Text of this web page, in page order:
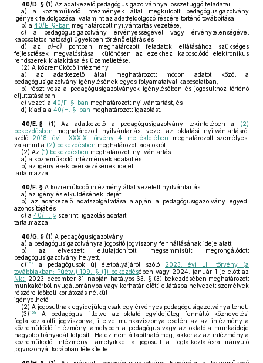
40/D. § (1) Az adatkezelő pedagógusigazolvánnyal összefüggő feladatai:
a) a közreműködő intézmények által megküldött pedagógusigazolvány
igények feldolgozása, valamint az adatfeldolgozó részére történő továbbítása,
b) a 40/E. §-ban meghatározott nyilvántartás vezetése,
c) a pedagógusigazolvány érvényességével vagy érvénytelenségével
kapcsolatos hatósági ügyekben történő eljárás és
d) az a)–c) pontban meghatározott feladatok ellátásához szükséges
fejlesztések megvalósítása, különösen az ezekhez kapcsolódó elektronikus
rendszerek kialakítása és üzemeltetése.
(2) A közreműködő intézmény
a) az adatkezelő által meghatározott módon adatot közöl a
pedagógusigazolvány igénylésének egyes folyamataival kapcsolatban,
b) részt vesz a pedagógusigazolványok igénylésében és jogosulthoz történő
eljuttatásában,
c) vezeti a 40/F. §-ban meghatározott nyilvántartást, és
d) kiadja a 40/H. §-ban meghatározott igazolást.
40/E. § (1) Az adatkezelő a pedagógusigazolvány tekintetében a (2)
bekezdésben meghatározott nyilvántartást vezet az oktatási nyilvántartásról
szóló
2018. évi LXXXIX. törvény 4. mellékletében meghatározott személyes,
valamint a (2) bekezdésben meghatározott adatokról.
(2) Az (1) bekezdésben meghatározott nyilvántartás
a) a közreműködő intézmények adatait és
b) az igénylések beérkezésének idejét
tartalmazza.
40/F. § A közreműködő intézmény által vezetett nyilvántartás
a) az igénylés elküldésének idejét,
b) az adatkezelő adatszolgáltatása alapján a pedagógusigazolvány egyedi
azonosítóját és
c) a 40/H. § szerinti igazolás adatait
tartalmazza.
40/G. § (1) A pedagógusigazolvány
a) a pedagógusigazolványra jogosító jogviszony fennállásának ideje alatt,
b) az elveszett, eltulajdonított, megsemmisült, megrongálódott
pedagógusigazolvány helyett,
c) 157 a pedagógusok új életpályájáról szóló 2023. évi LII. törvény (a
továbbiakban: Púétv.) 109. § (1) bekezdésében vagy 2024. január 1-je előtt az
Nkt.
2023. december 31. napján hatályos 63. § (3) bekezdésében meghatározott
munkakörből nyugállományba vagy korhatár előtti ellátásba helyezett személyek
részére időbeli korlátozás nélkül
igényelhető.
(2) A jogosultnak egyidejűleg csak egy érvényes pedagógusigazolványa lehet.
(3) 158
A pedagógus, illetve az oktató egyidejűleg fennálló köznevelési
foglalkoztatotti jogviszonya, illetve munkaviszonya esetén az az intézmény a
közreműködő intézmény, amelyben a pedagógus vagy az oktató a munkaideje
nagyobb hányadát teljesíti. Ha ez nem állapítható meg, akkor az az intézmény a
közreműködő intézmény, amelyikkel a jogosult a foglalkoztatásra irányuló
jogviszonyát korábban létesítette.